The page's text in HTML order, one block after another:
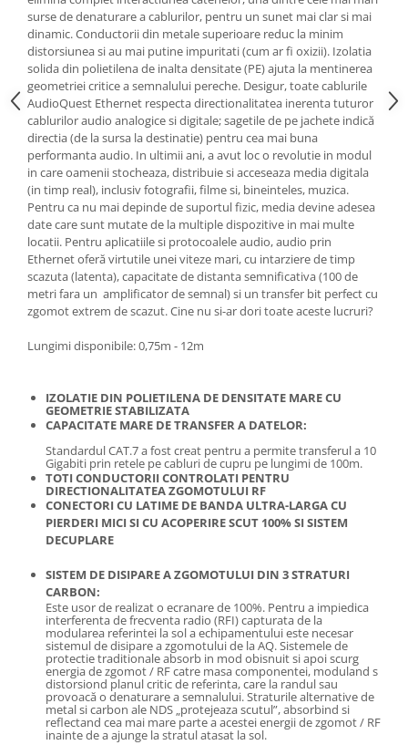
surse de denaturare a cablurilor, pentru un sunet mai clar si mai
dinamic. Conductorii din metale superioare reduc la minim
distorsiunea si au mai putine impuritati (cum ar fi oxizii). Izolatia
solida din polietilena de inalta densitate (PE) ajuta la mentinerea
geometriei critice a semnalului pereche. Desigur, toate cablurile
AudioQuest Ethernet respecta directionalitatea inerenta tuturor
cablurilor audio analogice si digitale; sagetile de pe jachete indică
directia (de la sursa la destinatie) pentru cea mai buna
performanta audio. In ultimii ani, a avut loc o revolutie in modul
in care oamenii stocheaza, distribuie si acceseaza media digitala
(in timp real), inclusiv fotografii, filme si, bineinteles, muzica.
Pentru ca nu mai depinde de suportul fizic, media devine adesea
date care sunt mutate de la multiple dispozitive in mai multe
locatii. Pentru aplicatiile si protocoalele audio, audio prin
Ethernet oferă virtutile unei viteze mari, cu intarziere de timp
scazuta (latenta), capacitate de distanta semnificativa (100 de
metri fara un amplificator de semnal) si un transfer bit perfect cu
zgomot extrem de scazut. Cine nu si-ar dori toate aceste lucruri?
Lungimi disponibile: 0,75m - 12m
IZOLATIE DIN POLIETILENA DE DENSITATE MARE CU
GEOMETRIE STABILIZATA
CAPACITATE MARE DE TRANSFER A DATELOR:
Standardul CAT.7 a fost creat pentru a permite transferul a 10
Gigabiti prin retele pe cabluri de cupru pe lungimi de 100m.
TOTI CONDUCTORII CONTROLATI PENTRU
DIRECTIONALITATEA ZGOMOTULUI RF
CONECTORI CU LATIME DE BANDA ULTRA-LARGA CU
PIERDERI MICI SI CU ACOPERIRE SCUT 100% SI SISTEM
DECUPLARE
SISTEM DE DISIPARE A ZGOMOTULUI DIN 3 STRATURI
CARBON:
Este usor de realizat o ecranare de 100%. Pentru a impiedica
interferenta de frecventa radio (RFI) capturata de la
modularea referintei la sol a echipamentului este necesar
sistemul de disipare a zgomotului de la AQ. Sistemele de
protectie traditionale absorb in mod obisnuit si apoi scurg
energia de zgomot / RF catre masa componentei, moduland s
distorsiond planul critic de referinta, care la randul sau
provoacă o denaturare a semnalului. Straturile alternative de
metal si carbon ale NDS „protejeaza scutul”, absorbind si
reflectand cea mai mare parte a acestei energii de zgomot / RF
inainte de a ajunge la stratul atasat la sol.